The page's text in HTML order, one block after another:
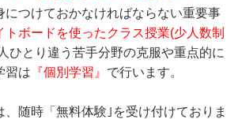
につけておかなければならない重要事
トボードを使ったクラス授業(少人数制
ひとり違う苦手分野の克服や重点的に
習は 『個別学習 』 で行います。
随時「無料体験｣を受け付けておりま